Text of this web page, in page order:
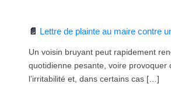
Lettre de plainte au maire contre
Un voisin bruyant peut rapidement
quotidienne pesante, voire provoquer
l’irritabilité et, dans certains cas […]